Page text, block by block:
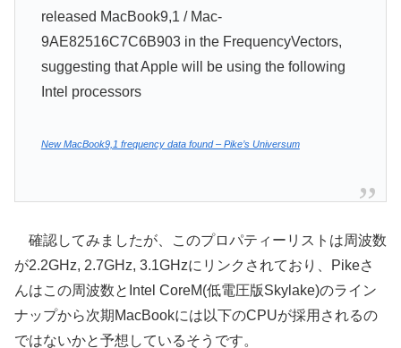
released MacBook9,1 / Mac-
9AE82516C7C6B903 in the FrequencyVectors,
suggesting that Apple will be using the following
Intel processors
New MacBook9,1 frequency data found – Pike’s Universum
確認してみましたが、このプロパティーリストは周波数
が2.2GHz, 2.7GHz, 3.1GHzにリンクされており、Pikeさ
んはこの周波数とIntel CoreM(低電圧版Skylake)のライン
ナップから次期MacBookには以下のCPUが採用されるの
ではないかと予想しているそうです。